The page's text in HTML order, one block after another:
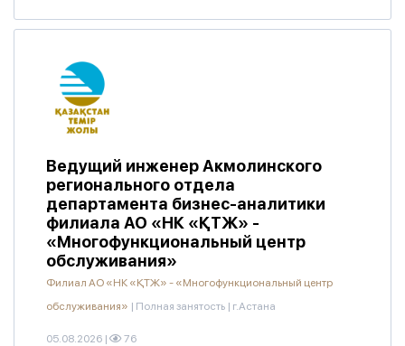
Ведущий инженер Акмолинского
регионального отдела
департамента бизнес-аналитики
филиала АО «НК «ҚТЖ» -
«Многофункциональный центр
обслуживания»
Филиал АО «НК «ҚТЖ» - «Многофункциональный центр
обслуживания» | Полная занятость | г.Астана
05.08.2026 | 76